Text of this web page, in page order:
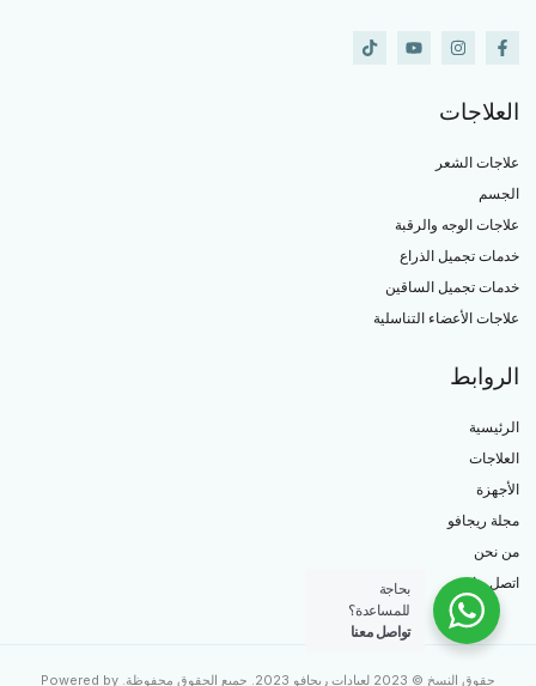
العلاجات
علاجات الشعر
الجسم
علاجات الوجه والرقبة
خدمات تجميل الذراع
خدمات تجميل الساقين
علاجات الأعضاء التناسلية
الروابط
الرئيسية
العلاجات
الأجهزة
مجلة ريجافو
من نحن
اتصل بنا
حقوق النسخ © 2023 لعيادات ريجافو 2023. جميع الحقوق محفوظة. Powered by
بحاجة
للمساعدة؟
تواصل معنا